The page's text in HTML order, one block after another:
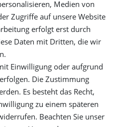
Medien von
Zugriffe auf unsere Website
erfolgt erst durch
Daten mit Dritten, die wir
Einwilligung oder aufgrund
Die Zustimmung
Es besteht das Recht,
zu einem späteren
Beachten Sie unser